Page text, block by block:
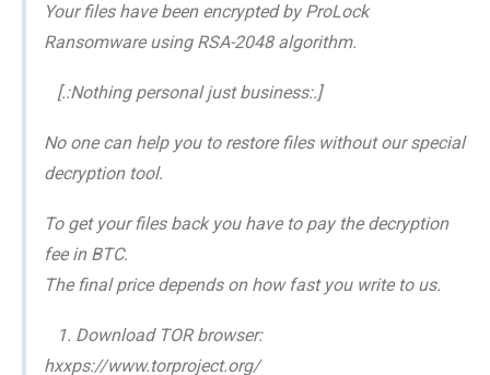
Your files have been encrypted by ProLock
Ransomware using RSA-2048 algorithm.
[.:Nothing personal just business:.]
No one can help you to restore files without our special
decryption tool.
To get your files back you have to pay the decryption
fee in BTC.
The final price depends on how fast you write to us.
1. Download TOR browser:
hxxps://www.torproject.org/